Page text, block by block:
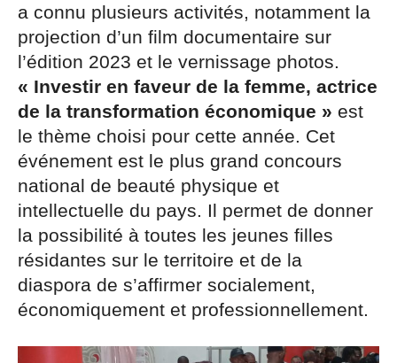
a connu plusieurs activités, notamment la
projection d’un film documentaire sur
l’édition 2023 et le vernissage photos.
« Investir en faveur de la femme, actrice
de la transformation économique » est
le thème choisi pour cette année. Cet
événement est le plus grand concours
national de beauté physique et
intellectuelle du pays. Il permet de donner
la possibilité à toutes les jeunes filles
résidantes sur le territoire et de la
diaspora de s’affirmer socialement,
économiquement et professionnellement.